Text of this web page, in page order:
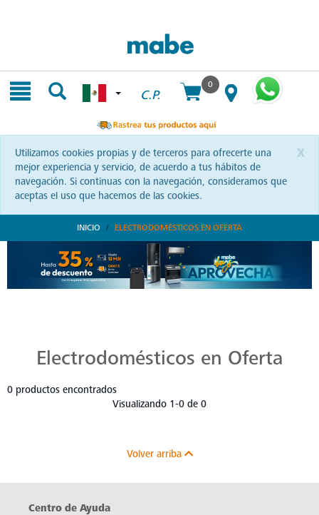
C.P.
0
x
Utilizamos cookies propias y de terceros para ofrecerte una
mejor experiencia y servicio, de acuerdo a tus hábitos de
navegación. Si continuas con la navegación, consideramos que
aceptas el uso que hacemos de las cookies.
INICIO ELECTRODOMÉSTICOS EN OFERTA
Electrodomésticos en Oferta
0 productos encontrados
Visualizando 1-0 de 0
Volver arriba
Centro de Ayuda